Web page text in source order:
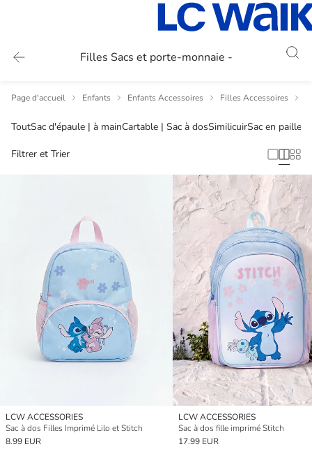
Filles Sacs et porte-monnaie -
Page d'accueil Enfants Enfants Accessoires Filles Accessoires
ToutSac d'épaule | à mainCartable | Sac à dosSimilicuirSac en paille
Filtrer et Trier
LCW ACCESSORIES
Sac à dos Filles Imprimé Lilo et Stitch
8.99 EUR
LCW ACCESSORIES
Sac à dos fille imprimé Stitch
17.99 EUR